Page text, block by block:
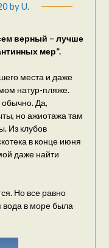
byU.
верный – лучше
мер”.
места и даже
натур-пляже.
Да,
но ажиотажа там
Из клубов
в конце июня
даже найти
Но все равно
вода в море была